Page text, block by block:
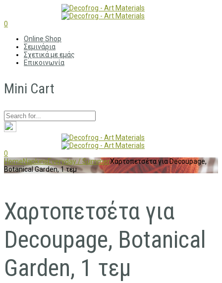
0
Online Shop
Σεμινάρια
Σχετικά με εμάς
Επικοινωνία
Mini Cart
0
HomeNapkinsEveryday / SummerΧαρτοπετσέτα για Decoupage,
Botanical Garden, 1 τεμ
Χαρτοπετσέτα για
Decoupage, Botanical
Garden, 1 τεμ